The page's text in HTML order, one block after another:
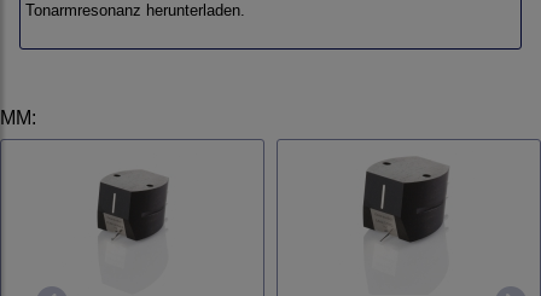
Tonarmresonanz herunterladen.
MM: